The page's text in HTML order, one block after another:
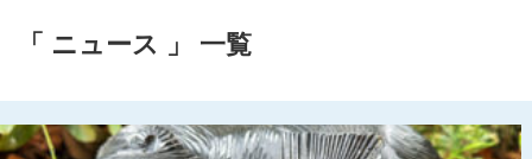
「 ニュース 」 一覧